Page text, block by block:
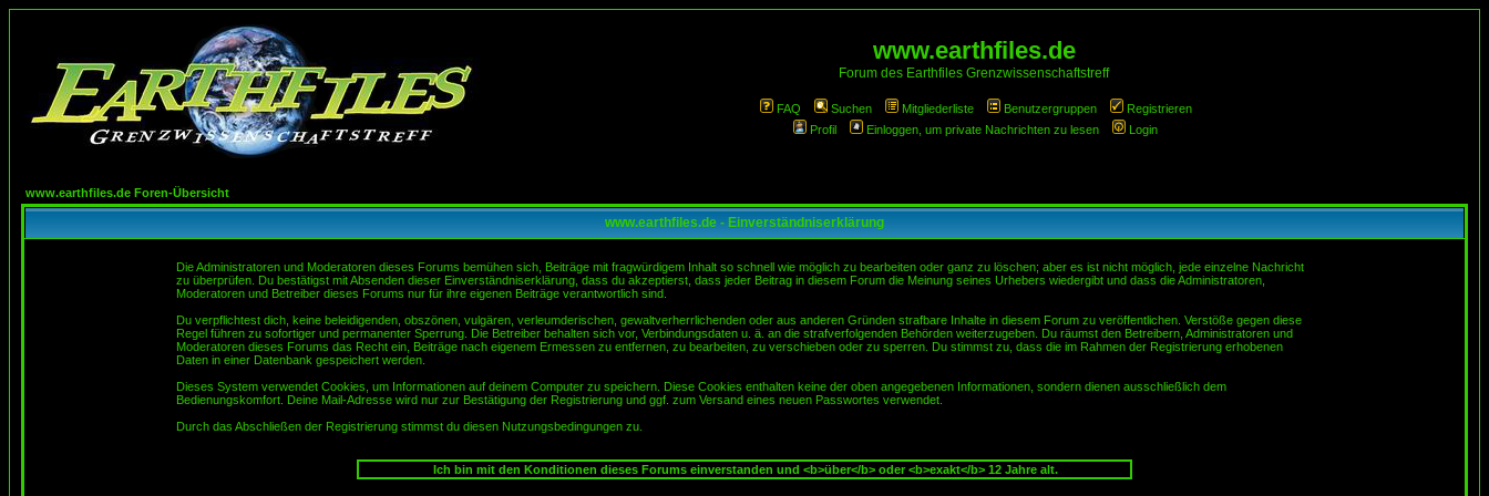
www.earthfiles.de
Forum des Earthfiles Grenzwissenschaftstreff
FAQ Suchen Mitgliederliste Benutzergruppen
Registrieren
Profil
Einloggen, um private Nachrichten zu lesen Login
www.earthfiles.de Foren-Übersicht
www.earthfiles.de - Einverständniserklärung
Die Administratoren und Moderatoren dieses Forums bemühen sich, Beiträge mit fragwürdigem Inhalt so schnell wie möglich zu bearbeiten oder ganz zu löschen; aber es ist nicht möglich, jede einzelne Nachricht
zu überprüfen. Du bestätigst mit Absenden dieser Einverständniserklärung, dass du akzeptierst, dass jeder Beitrag in diesem Forum die Meinung seines Urhebers wiedergibt und dass die Administratoren,
Moderatoren und Betreiber dieses Forums nur für ihre eigenen Beiträge verantwortlich sind.
Du verpflichtest dich, keine beleidigenden, obszönen, vulgären, verleumderischen, gewaltverherrlichenden oder aus anderen Gründen strafbare Inhalte in diesem Forum zu veröffentlichen. Verstöße gegen diese
Regel führen zu sofortiger und permanenter Sperrung. Die Betreiber behalten sich vor, Verbindungsdaten u. ä. an die strafverfolgenden Behörden weiterzugeben. Du räumst den Betreibern, Administratoren und
Moderatoren dieses Forums das Recht ein, Beiträge nach eigenem Ermessen zu entfernen, zu bearbeiten, zu verschieben oder zu sperren. Du stimmst zu, dass die im Rahmen der Registrierung erhobenen
Daten in einer Datenbank gespeichert werden.
Dieses System verwendet Cookies, um Informationen auf deinem Computer zu speichern. Diese Cookies enthalten keine der oben angegebenen Informationen, sondern dienen ausschließlich dem
Bedienungskomfort. Deine Mail-Adresse wird nur zur Bestätigung der Registrierung und ggf. zum Versand eines neuen Passwortes verwendet.
Durch das Abschließen der Registrierung stimmst du diesen Nutzungsbedingungen zu.